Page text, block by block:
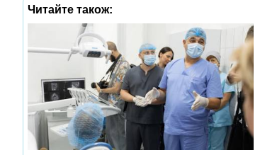
Читайте також: